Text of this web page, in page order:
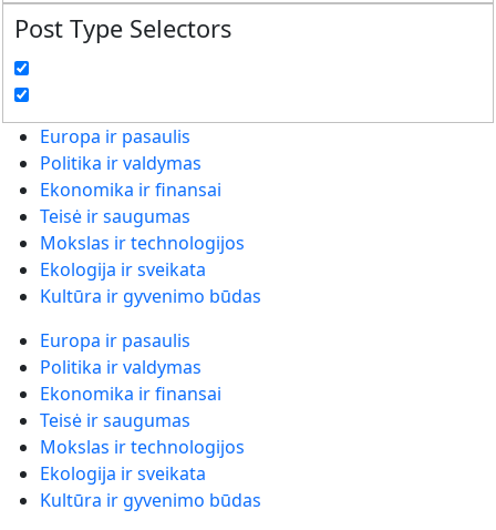
Post Type Selectors
Europa ir pasaulis
Politika ir valdymas
Ekonomika ir finansai
Teisė ir saugumas
Mokslas ir technologijos
Ekologija ir sveikata
Kultūra ir gyvenimo būdas
Europa ir pasaulis
Politika ir valdymas
Ekonomika ir finansai
Teisė ir saugumas
Mokslas ir technologijos
Ekologija ir sveikata
Kultūra ir gyvenimo būdas